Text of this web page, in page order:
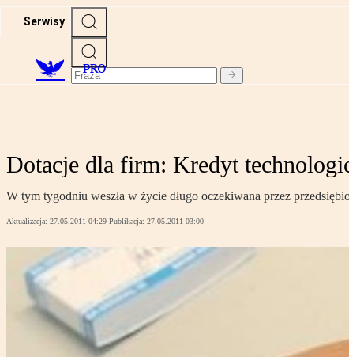
Serwisy
PRO
Dotacje dla firm: Kredyt
W tym tygodniu weszła w życie długo oczekiwana przez
Aktualizacja: 27.05.2011 04:29 Publikacja: 27.05.2011 03:00